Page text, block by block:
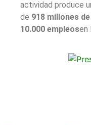
actividad produce
de 918 millones
10.000 empleosen